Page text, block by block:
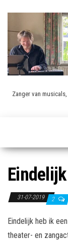
inhoud
Zanger van
31-07-2019 2
Eindelijk heb ik een
theater- en